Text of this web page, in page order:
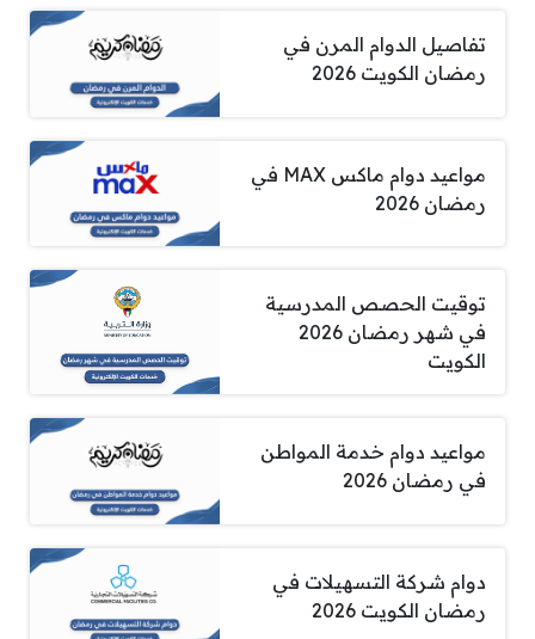
تفاصيل الدوام المرن في
رمضان الكويت 2026
مواعيد دوام ماكس MAX في
رمضان 2026
توقيت الحصص المدرسية
في شهر رمضان 2026
الكويت
مواعيد دوام خدمة المواطن
في رمضان 2026
دوام شركة التسهيلات في
رمضان الكويت 2026